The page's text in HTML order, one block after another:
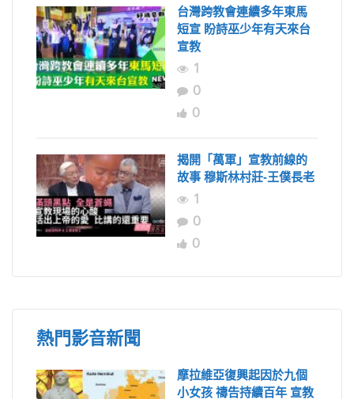
台灣跨教會連續多年東馬
短宣 盼詩巫少年有天來台
宣教
1
0
0
揭開「萬軍」宣教前線的
故事 穆斯林村莊-王僕長老
1
0
0
熱門影音新聞
摩拉維亞復興起因於九個
小女孩 禱告持續百年 宣教